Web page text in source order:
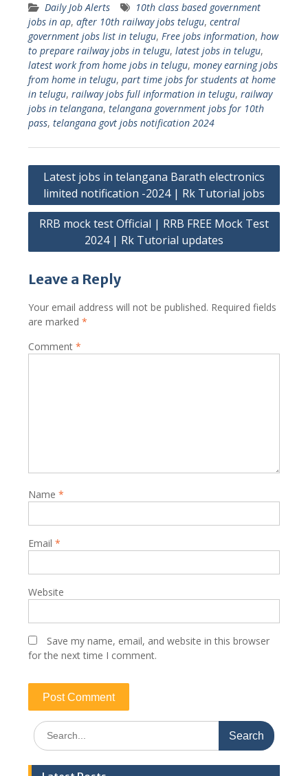
Daily Job Alerts
10th class based government
jobs in ap, after 10th railway jobs telugu, central
government jobs list in telugu, Free jobs information, how
to prepare railway jobs in telugu, latest jobs in telugu,
latest work from home jobs in telugu, money earning jobs
from home in telugu, part time jobs for students at home
in telugu, railway jobs full information in telugu, railway
jobs in telangana, telangana government jobs for 10th
pass, telangana govt jobs notification 2024
Post
navigation
Latest jobs in telangana Barath electronics
limited notification -2024 | Rk Tutorial jobs
RRB mock test Official | RRB FREE Mock Test
2024 | Rk Tutorial updates
Leave a Reply
Your email address will not be published. Required fields
are marked *
Comment *
Name *
Email *
Website
Save my name, email, and website in this browser
for the next time I comment.
Search
for: